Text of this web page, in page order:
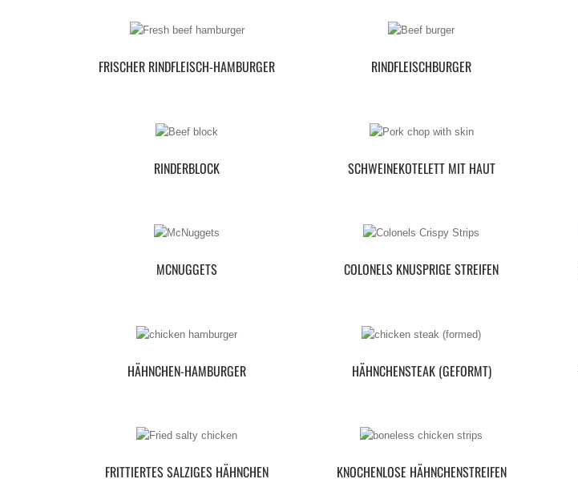
FRISCHER RINDFLEISCH-HAMBURGER RINDFLEISCHBURGER
RINDERBLOCK SCHWEINEKOTELETT MIT HAUT
MCNUGGETS COLONELS KNUSPRIGE STREIFEN
HÄHNCHEN-HAMBURGER HÄHNCHENSTEAK (GEFORMT)
FRITTIERTES SALZIGES HÄHNCHEN KNOCHENLOSE HÄHNCHENSTREIFEN